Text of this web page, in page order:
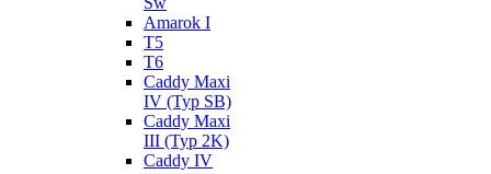
Amarok I
T5
T6
Caddy Maxi
IV (Typ SB)
Caddy Maxi
III (Typ 2K)
Caddy IV